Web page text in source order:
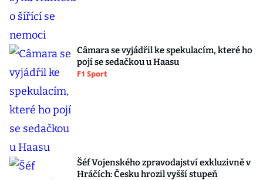
Câmara se vyjádřil ke spekulacím, které ho
pojí se sedačkou u Haasu
F1 Sport
Šéf Vojenského zpravodajství exkluzivně v
Hráčích: Česku hrozil vyšší stupeň